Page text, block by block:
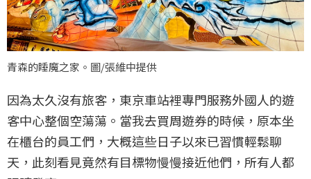
青森的睡魔之家。圖/張維中提供
因為太久沒有旅客，東京車站裡專門服務外國人的遊
客中心整個空蕩蕩。當我去買周遊券的時候，原本坐
在櫃台的員工們，大概這些日子以來已習慣輕鬆聊
天，此刻看見竟然有目標物慢慢接近他們，所有人都